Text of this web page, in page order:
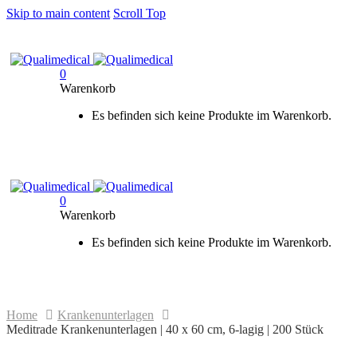
Skip to main content Scroll Top
0
Warenkorb
Es befinden sich keine Produkte im Warenkorb.
0
Warenkorb
Es befinden sich keine Produkte im Warenkorb.
Home
Krankenunterlagen
Meditrade Krankenunterlagen | 40 x 60 cm, 6-lagig | 200 Stück